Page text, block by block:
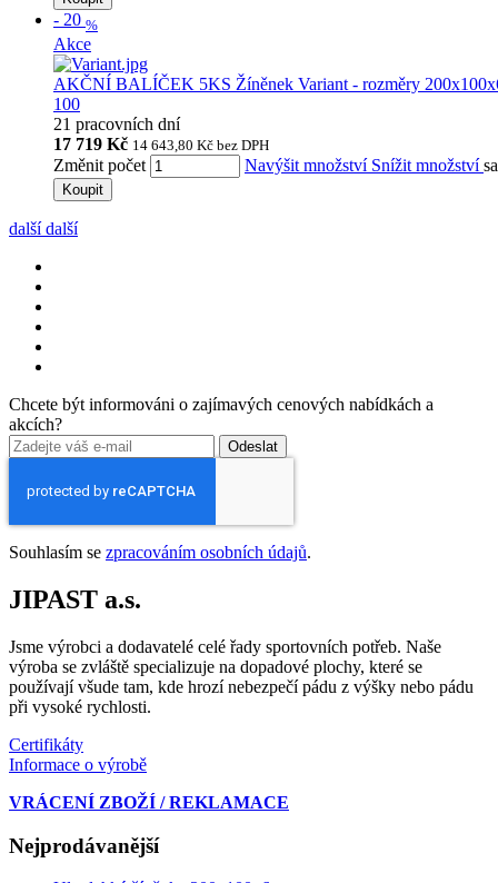
- 20 %
Akce
AKČNÍ BALÍČEK 5KS Žíněnek Variant - rozměry
100
21 pracovních dní
17 719 Kč 14 643,80 Kč bez DPH
Změnit počet Navýšit množství Snížit množství
Koupit
další další
Chcete být informováni o zajímavých cenových nabídkách a
akcích?
Odeslat
Souhlasím se zpracováním osobních údajů.
JIPAST a.s.
Jsme výrobci a dodavatelé celé řady sportovních potřeb. Naše
výroba se zvláště specializuje na dopadové plochy, které se
používají všude tam, kde hrozí nebezpečí pádu z výšky nebo pádu
při vysoké rychlosti.
Certifikáty
Informace o výrobě
VRÁCENÍ ZBOŽÍ / REKLAMACE
Nejprodávanější